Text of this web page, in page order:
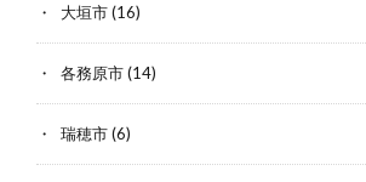
大垣市(16)
各務原市(14)
瑞穂市(6)